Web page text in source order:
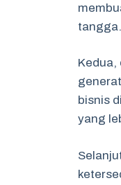
tangga.
Kedua,
bisnis
yang